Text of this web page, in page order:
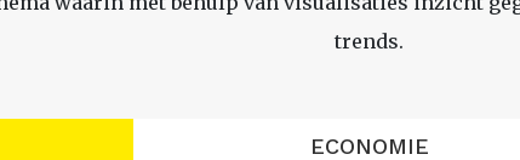
trends.
ECONOMIE